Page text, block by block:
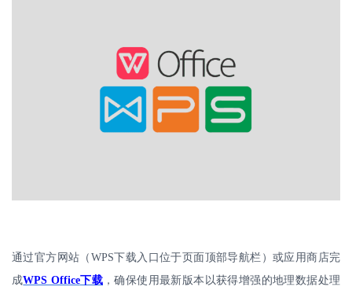
通过官方网站（ WPS下载 入口位于页面顶部导航栏）或应用商店完
成WPS Office下载 ，确保使用最新版本以获得增强的地理数据处理